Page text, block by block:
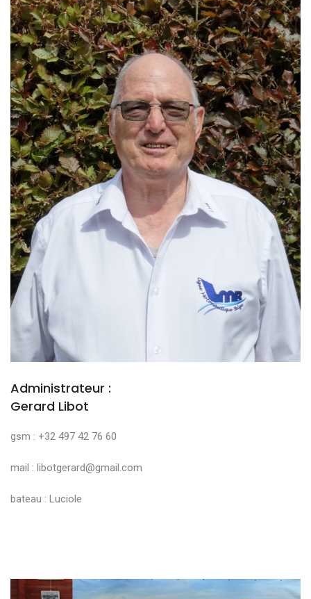
Administrateur :
Gerard Libot
gsm : +32 497 42 76 60
mail : libotgerard@gmail.com
bateau : Luciole